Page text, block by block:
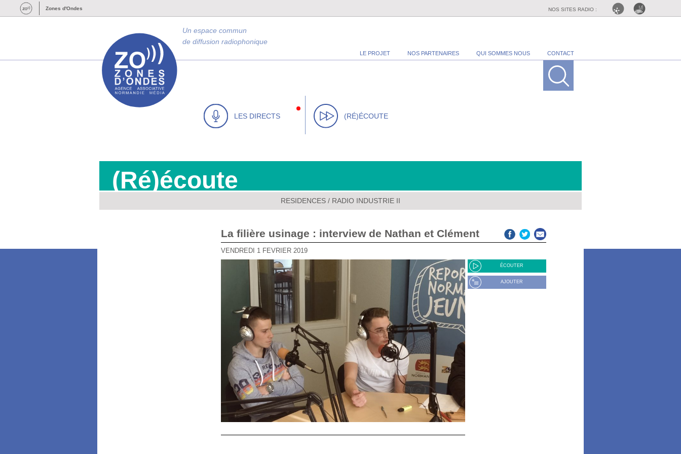
Zones d'Ondes NOS SITES RADIO :
LE PROJET NOS PARTENAIRES QUI SOMMES NOUS CONTACT
Un espace commun
de diffusion radiophonique
LES DIRECTS (RÉ)ÉCOUTE
(Ré)écoute
RESIDENCES / RADIO INDUSTRIE II
La filière usinage : interview de Nathan et Clément
VENDREDI 1 FÉVRIER 2019
ÉCOUTER
AJOUTER